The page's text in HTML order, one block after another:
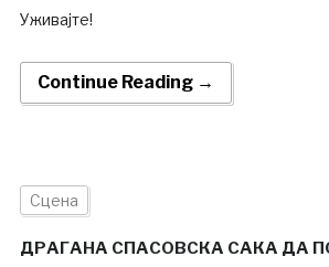
Уживајте!
Continue Reading →
Сцена
ДРАГАНА СПАСОВСКА САКА ДА